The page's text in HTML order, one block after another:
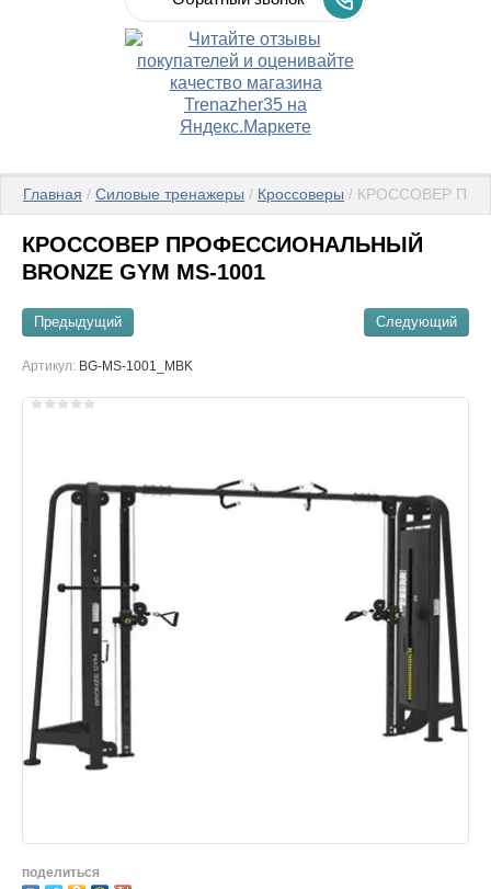
Главная / Силовые тренажеры / Кроссоверы / КРОССОВЕР
КРОССОВЕР ПРОФЕССИОНАЛЬНЫЙ
BRONZE GYM MS-1001
Предыдущий Следующий
Артикул: BG-MS-1001_MBK
поделиться